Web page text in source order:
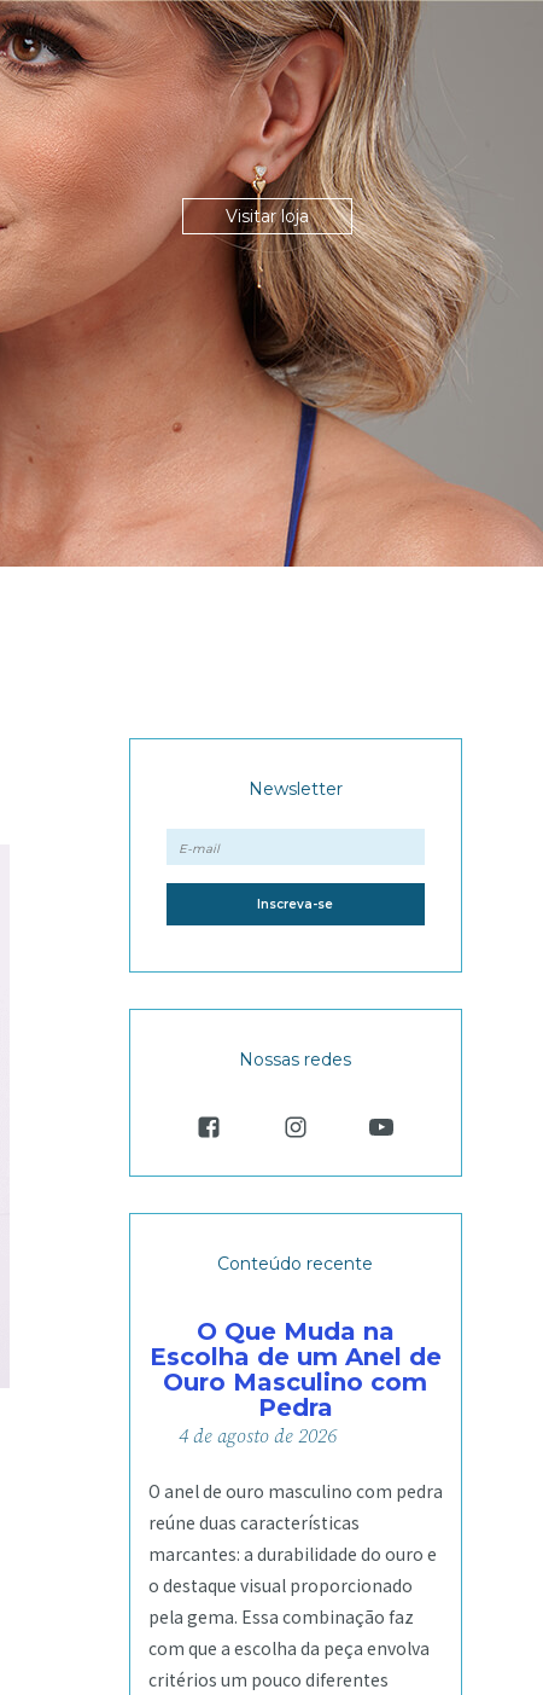
Visitar loja
Newsletter
Nossas redes
Conteúdo recente
O Que Muda na
Escolha de um Anel de
Ouro Masculino com
Pedra
4deagostode2026
O anel de ouro masculino com pedra
reúne duas características
marcantes: a durabilidade do ouro e
o destaque visual proporcionado
pela gema. Essa combinação faz
com que a escolha da peça envolva
critérios um pouco diferentes